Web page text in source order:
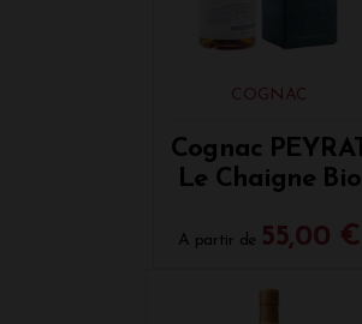
COGNAC
Cognac PEYRAT
Le Chaigne Bio
A partir de 55,00 €